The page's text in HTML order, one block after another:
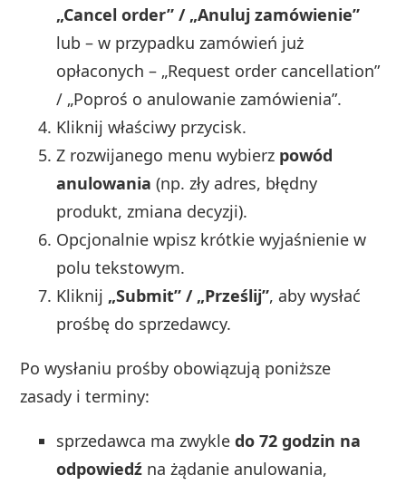
„Cancel order” / „Anuluj zamówienie”
lub – w przypadku zamówień już
opłaconych – „Request order cancellation”
/ „Poproś o anulowanie zamówienia”.
Kliknij właściwy przycisk.
Z rozwijanego menu wybierz powód
anulowania (np. zły adres, błędny
produkt, zmiana decyzji).
Opcjonalnie wpisz krótkie wyjaśnienie w
polu tekstowym.
Kliknij „Submit” / „Prześlij”, aby wysłać
prośbę do sprzedawcy.
Po wysłaniu prośby obowiązują poniższe
zasady i terminy:
sprzedawca ma zwykledo 72 godzin na
odpowiedź na żądanie anulowania,